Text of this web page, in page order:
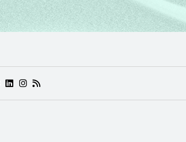
(ABRE EM NOVA ABA)
NIC.BR (ABRE EM NOVA ABA)
DO NIC.BR (ABRE EM NOVA ABA)
DO NIC.BR (ABRE EM NOVA ABA)
DO NIC.BR (ABRE EM NOVA ABA)
LINKEDIN DO NIC.BR (ABRE EM NOVA ABA)
INSTAGRAM DO NIC.BR (ABRE EM NOVA ABA)
RSS DO NIC.BR (ABRE EM NOVA ABA)